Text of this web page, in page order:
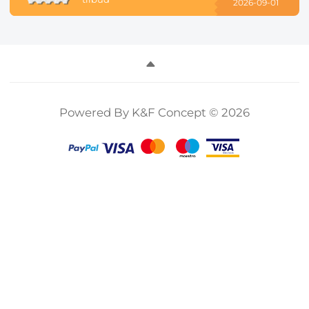
2026-09-01
Powered By K&F Concept © 2026